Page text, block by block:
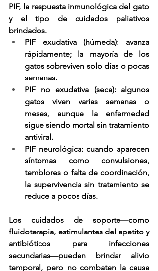
PIF, la respuesta inmunológica del gato
y el tipo de cuidados paliativos
brindados.
PIF exudativa (húmeda): avanza
rápidamente; la mayoría de los
gatos sobreviven solo días o pocas
semanas.
PIF no exudativa (seca): algunos
gatos viven varias semanas o
meses, aunque la enfermedad
sigue siendo mortal sin tratamiento
antiviral.
PIF neurológica: cuando aparecen
síntomas como convulsiones,
temblores o falta de coordinación,
la supervivencia sin tratamiento se
reduce a pocos días.
Los cuidados de soporte—como
fluidoterapia, estimulantes del apetito y
antibióticos para infecciones
secundarias—pueden brindar alivio
temporal, pero no combaten la causa